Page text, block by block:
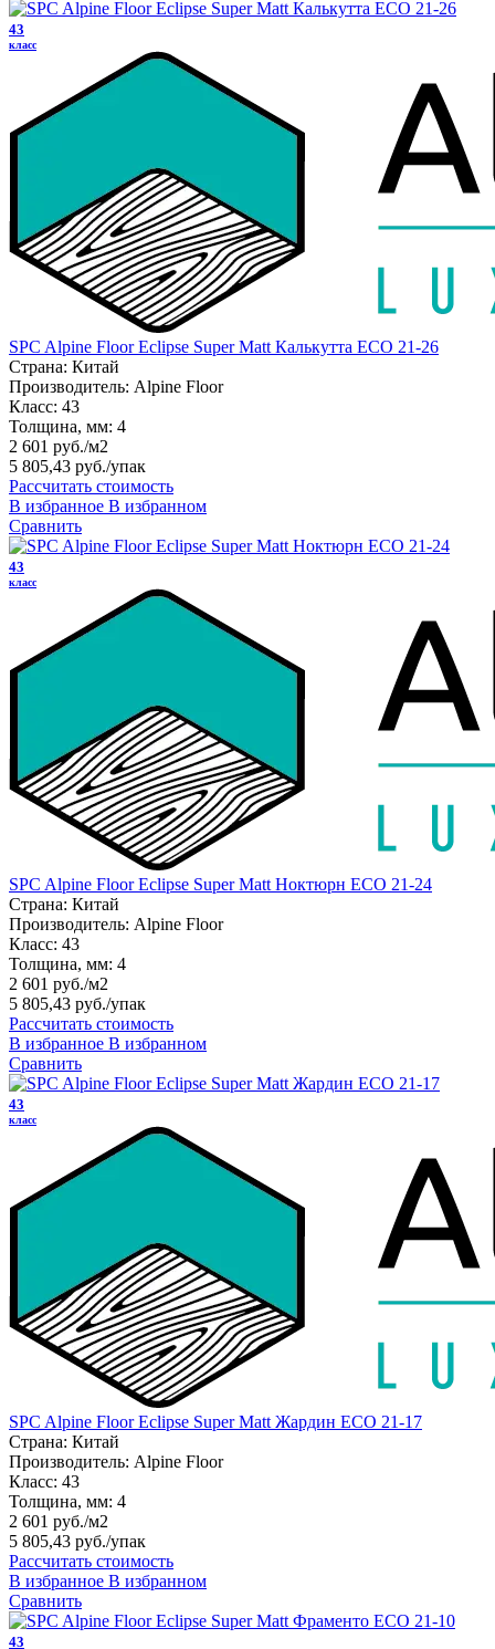
43
класс
SPC Alpine Floor Eclipse Super Matt Калькутта ЕСО 21-26
Страна: Китай
Производитель: Alpine Floor
Класс: 43
Толщина, мм: 4
2 601 руб./м2
5 805,43 руб./упак
Рассчитать стоимость
В избранное В избранном
Сравнить
43
класс
SPC Alpine Floor Eclipse Super Matt Ноктюрн ЕСО 21-24
Страна: Китай
Производитель: Alpine Floor
Класс: 43
Толщина, мм: 4
2 601 руб./м2
5 805,43 руб./упак
Рассчитать стоимость
В избранное В избранном
Сравнить
43
класс
SPC Alpine Floor Eclipse Super Matt Жардин ЕСО 21-17
Страна: Китай
Производитель: Alpine Floor
Класс: 43
Толщина, мм: 4
2 601 руб./м2
5 805,43 руб./упак
Рассчитать стоимость
В избранное В избранном
Сравнить
43